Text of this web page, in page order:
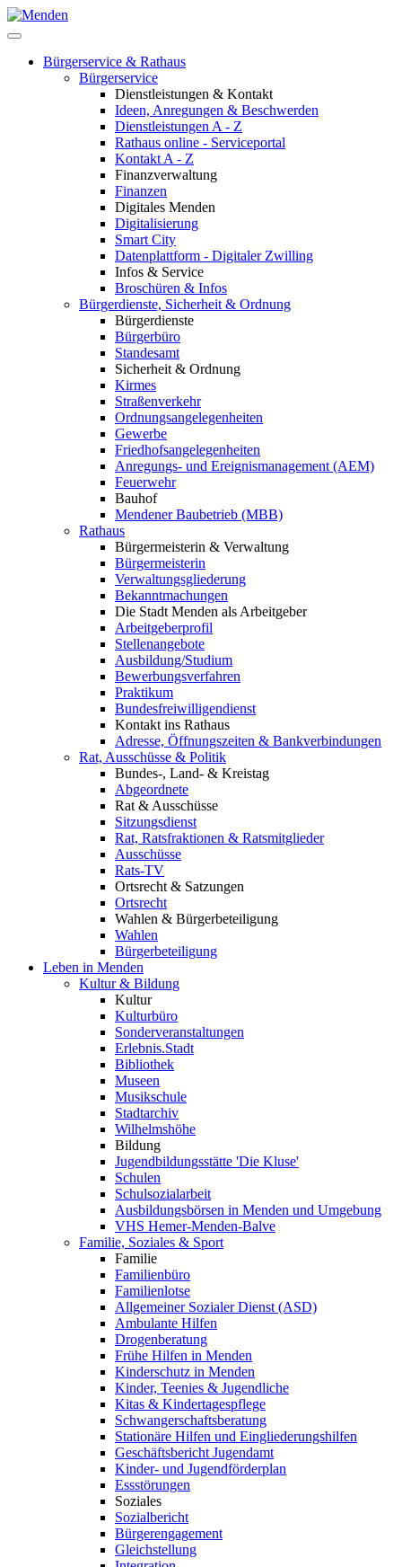
Bürgerservice & Rathaus
Bürgerservice
Dienstleistungen & Kontakt
Ideen, Anregungen & Beschwerden
Dienstleistungen A - Z
Rathaus online - Serviceportal
Kontakt A - Z
Finanzverwaltung
Finanzen
Digitales Menden
Digitalisierung
Smart City
Datenplattform - Digitaler Zwilling
Infos & Service
Broschüren & Infos
Bürgerdienste, Sicherheit & Ordnung
Bürgerdienste
Bürgerbüro
Standesamt
Sicherheit & Ordnung
Kirmes
Straßenverkehr
Ordnungsangelegenheiten
Gewerbe
Friedhofsangelegenheiten
Anregungs- und Ereignismanagement (AEM)
Feuerwehr
Bauhof
Mendener Baubetrieb (MBB)
Rathaus
Bürgermeisterin & Verwaltung
Bürgermeisterin
Verwaltungsgliederung
Bekanntmachungen
Die Stadt Menden als Arbeitgeber
Arbeitgeberprofil
Stellenangebote
Ausbildung/Studium
Bewerbungsverfahren
Praktikum
Bundesfreiwilligendienst
Kontakt ins Rathaus
Adresse, Öffnungszeiten & Bankverbindungen
Rat, Ausschüsse & Politik
Bundes-, Land- & Kreistag
Abgeordnete
Rat & Ausschüsse
Sitzungsdienst
Rat, Ratsfraktionen & Ratsmitglieder
Ausschüsse
Rats-TV
Ortsrecht & Satzungen
Ortsrecht
Wahlen & Bürgerbeteiligung
Wahlen
Bürgerbeteiligung
Leben in Menden
Kultur & Bildung
Kultur
Kulturbüro
Sonderveranstaltungen
Erlebnis.Stadt
Bibliothek
Museen
Musikschule
Stadtarchiv
Wilhelmshöhe
Bildung
Jugendbildungsstätte 'Die Kluse'
Schulen
Schulsozialarbeit
Ausbildungsbörsen in Menden und Umgebung
VHS Hemer-Menden-Balve
Familie, Soziales & Sport
Familie
Familienbüro
Familienlotse
Allgemeiner Sozialer Dienst (ASD)
Ambulante Hilfen
Drogenberatung
Frühe Hilfen in Menden
Kinderschutz in Menden
Kinder, Teenies & Jugendliche
Kitas & Kindertagespflege
Schwangerschaftsberatung
Stationäre Hilfen und Eingliederungshilfen
Geschäftsbericht Jugendamt
Kinder- und Jugendförderplan
Essstörungen
Soziales
Sozialbericht
Bürgerengagement
Gleichstellung